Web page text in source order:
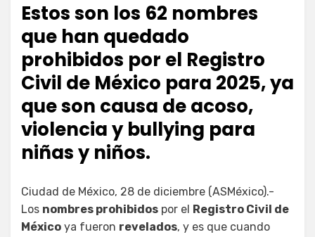
Estos son los 62 nombres
que han quedado
prohibidos por el Registro
Civil de México para 2025, ya
que son causa de acoso,
violencia y bullying para
niñas y niños.
Ciudad de México, 28 de diciembre (ASMéxico).-
Los nombres prohibidos por el Registro Civil de
México ya fueron revelados, y es que cuando